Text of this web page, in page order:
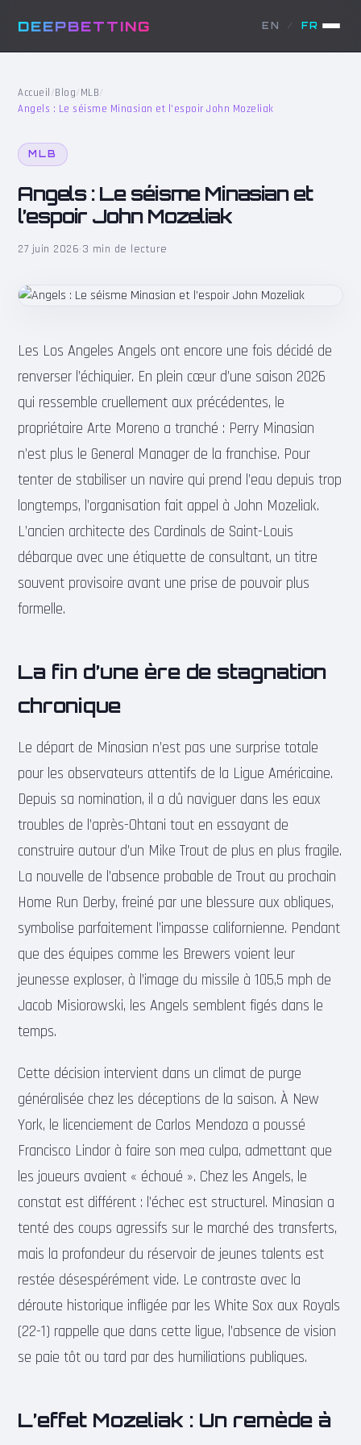
DEEPBETTING EN / FR
Accueil /Blog/MLB/
Angels : Le séisme Minasian et l’espoir John Mozeliak
MLB
Angels : Le séisme Minasian et
l’espoir John Mozeliak
27 juin 2026·3 min de lecture
Les Los Angeles Angels ont encore une fois décidé de
renverser l’échiquier. En plein cœur d’une saison 2026
qui ressemble cruellement aux précédentes, le
propriétaire Arte Moreno a tranché : Perry Minasian
n’est plus le General Manager de la franchise. Pour
tenter de stabiliser un navire qui prend l’eau depuis trop
longtemps, l’organisation fait appel à John Mozeliak.
L’ancien architecte des Cardinals de Saint-Louis
débarque avec une étiquette de consultant, un titre
souvent provisoire avant une prise de pouvoir plus
formelle.
La fin d’une ère de stagnation
chronique
Le départ de Minasian n’est pas une surprise totale
pour les observateurs attentifs de la Ligue Américaine.
Depuis sa nomination, il a dû naviguer dans les eaux
troubles de l’après-Ohtani tout en essayant de
construire autour d’un Mike Trout de plus en plus fragile.
La nouvelle de l’absence probable de Trout au prochain
Home Run Derby, freiné par une blessure aux obliques,
symbolise parfaitement l’impasse californienne. Pendant
que des équipes comme les Brewers voient leur
jeunesse exploser, à l’image du missile à 105,5 mph de
Jacob Misiorowski, les Angels semblent figés dans le
temps.
Cette décision intervient dans un climat de purge
généralisée chez les déceptions de la saison. À New
York, le licenciement de Carlos Mendoza a poussé
Francisco Lindor à faire son mea culpa, admettant que
les joueurs avaient « échoué ». Chez les Angels, le
constat est différent : l’échec est structurel. Minasian a
tenté des coups agressifs sur le marché des transferts,
mais la profondeur du réservoir de jeunes talents est
restée désespérément vide. Le contraste avec la
déroute historique infligée par les White Sox aux Royals
(22-1) rappelle que dans cette ligue, l’absence de vision
se paie tôt ou tard par des humiliations publiques.
L’effet Mozeliak : Un remède à